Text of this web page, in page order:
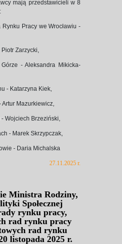
mają przedstawicieli w 8
Pracy we Wrocławiu -
Zarzycki,
- Aleksandra Mikicka-
- Katarzyna Kiek,
Artur Mazurkiewicz,
Wojciech Brzeziński,
- Marek Skrzypczak,
- Daria Michalska
27.11.2025 r.
Ministra Rodziny,
Społecznej
rynku pracy,
rad rynku pracy
rad rynku
listopada 2025 r.